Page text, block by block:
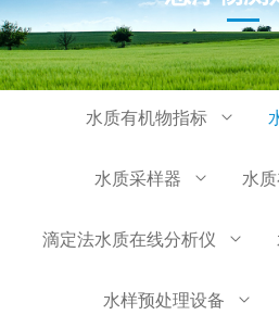
水质有机物指标
水质采样器 水
滴定法水质在线分析仪
水样预处理设备